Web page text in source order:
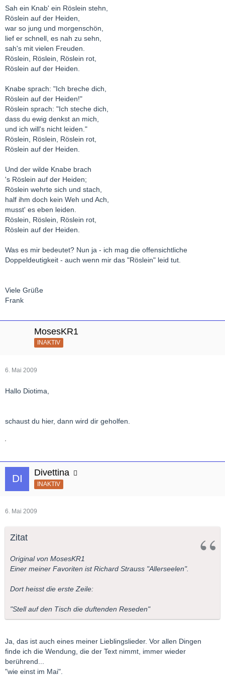
Sah ein Knab' ein Röslein stehn,
Röslein auf der Heiden,
war so jung und morgenschön,
lief er schnell, es nah zu sehn,
sah's mit vielen Freuden.
Röslein, Röslein, Röslein rot,
Röslein auf der Heiden.
Knabe sprach: "Ich breche dich,
Röslein auf der Heiden!"
Röslein sprach: "Ich steche dich,
dass du ewig denkst an mich,
und ich will's nicht leiden."
Röslein, Röslein, Röslein rot,
Röslein auf der Heiden.
Und der wilde Knabe brach
's Röslein auf der Heiden;
Röslein wehrte sich und stach,
half ihm doch kein Weh und Ach,
musst' es eben leiden.
Röslein, Röslein, Röslein rot,
Röslein auf der Heiden.
Was es mir bedeutet? Nun ja - ich mag die offensichtliche
Doppeldeutigkeit - auch wenn mir das "Röslein" leid tut.
Viele Grüße
Frank
MosesKR1
INAKTIV
6. Mai 2009
Hallo Diotima,
schaust du hier, dann wird dir geholfen.
Divettina
INAKTIV
6. Mai 2009
Zitat
Original von MosesKR1
Einer meiner Favoriten ist Richard Strauss "Allerseelen".
Dort heisst die erste Zeile:
"Stell auf den Tisch die duftenden Reseden"
Ja, das ist auch eines meiner Lieblingslieder. Vor allen Dingen
finde ich die Wendung, die der Text nimmt, immer wieder
berührend...
"wie einst im Mai".